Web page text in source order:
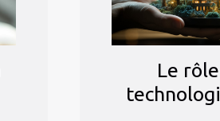
Le